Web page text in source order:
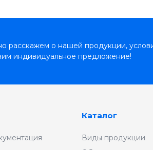
расскажем о нашей продукции,
индивидуальное предложение!
Каталог
Виды продукции